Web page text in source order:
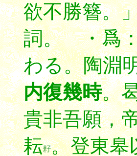
欲不勝簪。
詞。 ・爲
わる。陶淵
内復幾時。
貴非吾願，
耘 。登東皋